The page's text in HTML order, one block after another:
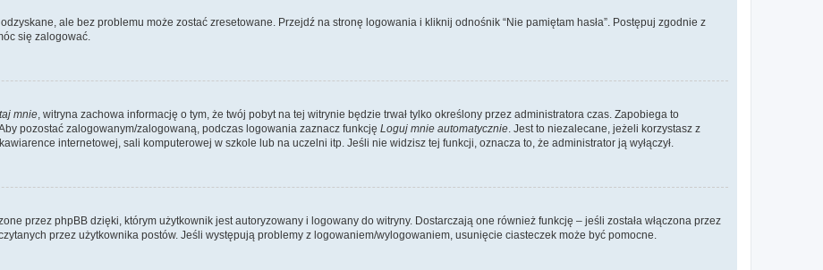
ale bez problemu może zostać zresetowane. Przejdź na stronę logowania i kliknij odnośnik “Nie pamiętam hasła”. Postępuj zgodnie z
się zalogować.
mnie , witryna zachowa informację o tym, że twój pobyt na tej witrynie będzie trwał tylko określony przez administratora czas. Zapobiega to
pozostać zalogowanym/zalogowaną, podczas logowania zaznacz funkcję Loguj mnie automatycznie . Jest to niezalecane, jeżeli korzystasz z
internetowej, sali komputerowej w szkole lub na uczelni itp. Jeśli nie widzisz tej funkcji, oznacza to, że administrator ją wyłączył.
przez phpBB dzięki, którym użytkownik jest autoryzowany i logowany do witryny. Dostarczają one również funkcję – jeśli została włączona przez
przez użytkownika postów. Jeśli występują problemy z logowaniem/wylogowaniem, usunięcie ciasteczek może być pomocne.